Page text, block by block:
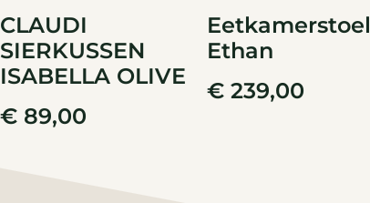
CLAUDI
SIERKUSSEN
ISABELLA OLIVE
€ 89,00
Eetkamerstoel
Ethan
€ 239,00